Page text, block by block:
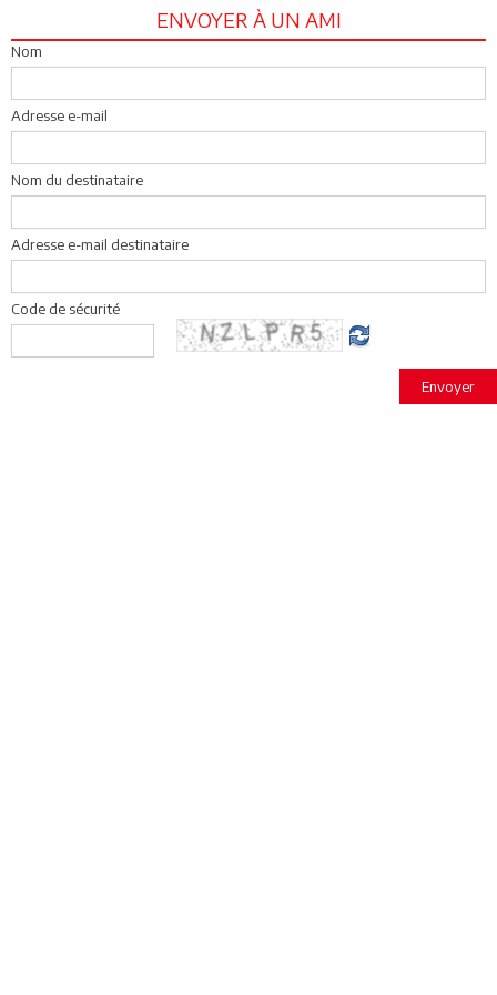
ENVOYER À UN AMI
Nom
Adresse e-mail
Nom du destinataire
Adresse e-mail destinataire
Code de sécurité
Envoyer